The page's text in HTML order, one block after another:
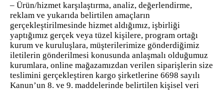
– Ürün/hizmet karşılaştırma, analiz, değerlendirme,
reklam ve yukarıda belirtilen amaçların
gerçekleştirilmesinde hizmet aldığımız, işbirliği
yaptığımız gerçek veya tüzel kişilere, program ortağı
kurum ve kuruluşlara, müşterilerimize gönderdiğimiz
iletilerin gönderilmesi konusunda anlaşmalı olduğumuz
kurumlara, online mağazamızdan verilen siparişlerin size
teslimini gerçekleştiren kargo şirketlerine 6698 sayılı
Kanun’un 8. ve 9. maddelerinde belirtilen kişisel veri